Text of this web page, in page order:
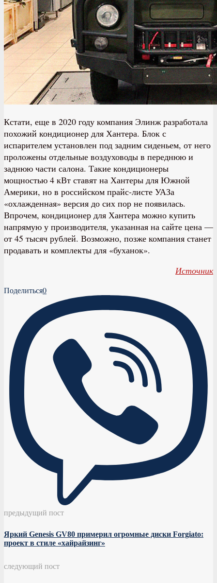
Кстати, еще в 2020 году компания Элинж разработала
похожий кондиционер для Хантера. Блок с
испарителем установлен под задним сиденьем, от него
проложены отдельные воздуховоды в переднюю и
заднюю части салона. Такие кондиционеры
мощностью 4 кВт ставят на Хантеры для Южной
Америки, но в российском прайс-листе УАЗа
«охлажденная» версия до сих пор не появилась.
Впрочем, кондиционер для Хантера можно купить
напрямую у производителя, указанная на сайте цена —
от 45 тысяч рублей. Возможно, позже компания станет
продавать и комплекты для «буханок».
Источник
Поделиться0
предыдущий пост
Яркий Genesis GV80 примерил огромные диски Forgiato:
проект в стиле «хайрайзинг»
следующий пост